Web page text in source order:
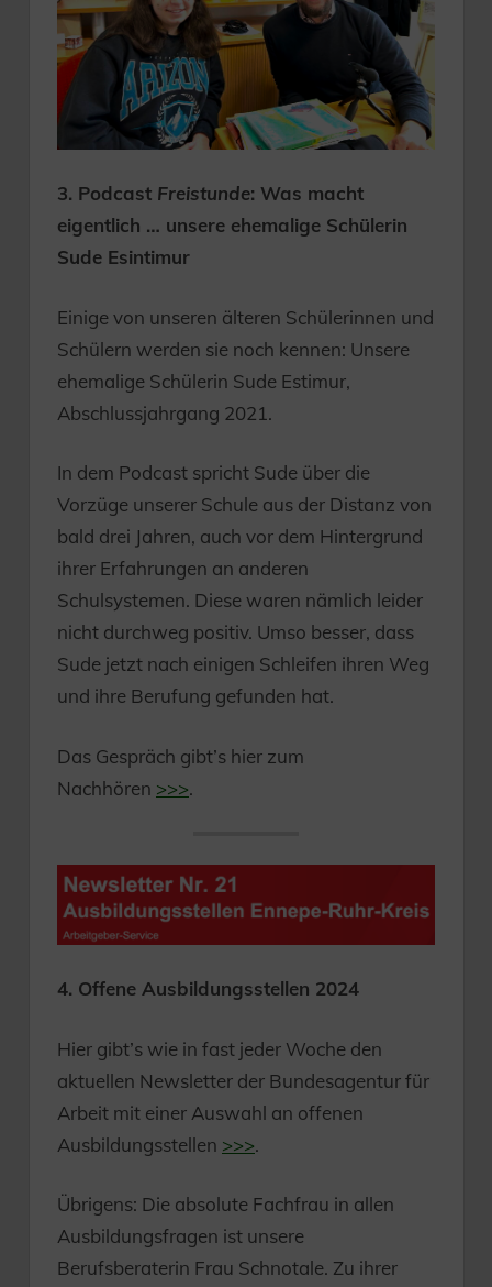
3. Podcast Freistunde: Was macht
eigentlich … unsere ehemalige Schülerin
Sude Esintimur
Einige von unseren älteren Schülerinnen und
Schülern werden sie noch kennen: Unsere
ehemalige Schülerin Sude Estimur,
Abschlussjahrgang 2021.
In dem Podcast spricht Sude über die
Vorzüge unserer Schule aus der Distanz von
bald drei Jahren, auch vor dem Hintergrund
ihrer Erfahrungen an anderen
Schulsystemen. Diese waren nämlich leider
nicht durchweg positiv. Umso besser, dass
Sude jetzt nach einigen Schleifen ihren Weg
und ihre Berufung gefunden hat.
Das Gespräch gibt’s hier zum
Nachhören >>>.
4. Offene Ausbildungsstellen 2024
Hier gibt’s wie in fast jeder Woche den
aktuellen Newsletter der Bundesagentur für
Arbeit mit einer Auswahl an offenen
Ausbildungsstellen >>>.
Übrigens: Die absolute Fachfrau in allen
Ausbildungsfragen ist unsere
Berufsberaterin Frau Schnotale. Zu ihrer